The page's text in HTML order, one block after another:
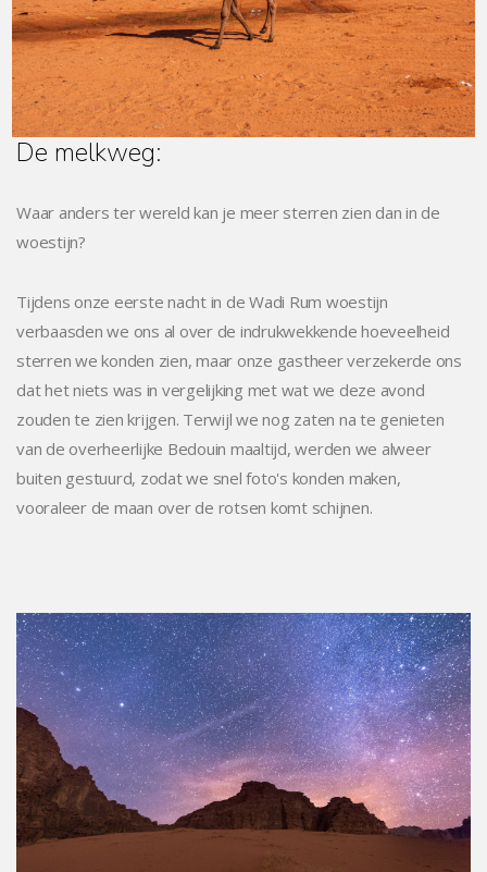
De melkweg:
Waar anders ter wereld kan je meer sterren zien dan in de
woestijn?
Tijdens onze eerste nacht in de Wadi Rum woestijn
verbaasden we ons al over de indrukwekkende hoeveelheid
sterren we konden zien, maar onze gastheer verzekerde ons
dat het niets was in vergelijking met wat we deze avond
zouden te zien krijgen. Terwijl we nog zaten na te genieten
van de overheerlijke Bedouin maaltijd, werden we alweer
buiten gestuurd, zodat we snel foto's konden maken,
vooraleer de maan over de rotsen komt schijnen.